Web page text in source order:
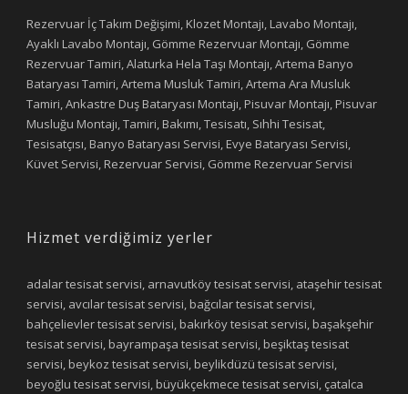
Rezervuar İç Takım Değişimi, Klozet Montajı, Lavabo Montajı,
Ayaklı Lavabo Montajı, Gömme Rezervuar Montajı, Gömme
Rezervuar Tamiri, Alaturka Hela Taşı Montajı, Artema Banyo
Bataryası Tamiri, Artema Musluk Tamiri, Artema Ara Musluk
Tamiri, Ankastre Duş Bataryası Montajı, Pisuvar Montajı, Pisuvar
Musluğu Montajı, Tamiri, Bakımı, Tesisatı, Sıhhi Tesisat,
Tesisatçısı, Banyo Bataryası Servisi, Evye Bataryası Servisi,
Küvet Servisi, Rezervuar Servisi, Gömme Rezervuar Servisi
Hizmet verdiğimiz yerler
adalar tesisat servisi, arnavutköy tesisat servisi, ataşehir tesisat
servisi, avcılar tesisat servisi, bağcılar tesisat servisi,
bahçelievler tesisat servisi, bakırköy tesisat servisi, başakşehir
tesisat servisi, bayrampaşa tesisat servisi, beşiktaş tesisat
servisi, beykoz tesisat servisi, beylikdüzü tesisat servisi,
beyoğlu tesisat servisi, büyükçekmece tesisat servisi, çatalca